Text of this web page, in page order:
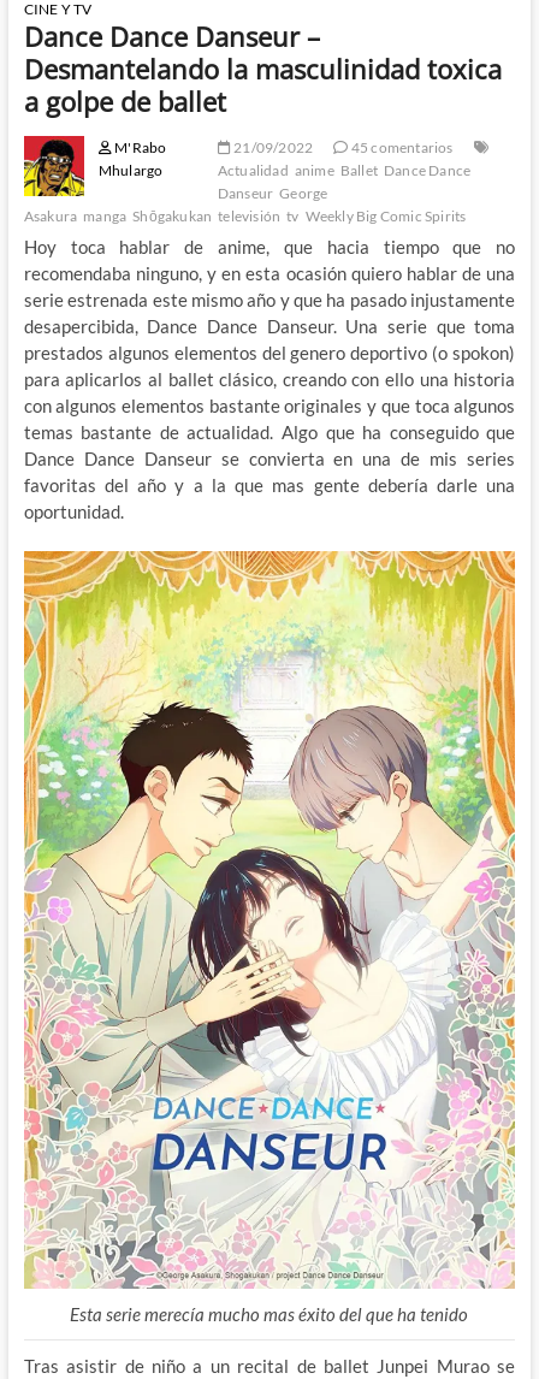
CINE Y TV
Dance Dance Danseur –
Desmantelando la masculinidad toxica
a golpe de ballet
M'Rabo
Mhulargo
21/09/2022
45 comentarios
Actualidad anime Ballet Dance Dance
Danseur George
Asakura manga Shōgakukan televisión tv Weekly Big Comic Spirits
Hoy toca hablar de anime, que hacia tiempo que no
recomendaba ninguno, y en esta ocasión quiero hablar de una
serie estrenada este mismo año y que ha pasado injustamente
desapercibida, Dance Dance Danseur. Una serie que toma
prestados algunos elementos del genero deportivo (o spokon)
para aplicarlos al ballet clásico, creando con ello una historia
con algunos elementos bastante originales y que toca algunos
temas bastante de actualidad. Algo que ha conseguido que
Dance Dance Danseur se convierta en una de mis series
favoritas del año y a la que mas gente debería darle una
oportunidad.
Esta serie merecía mucho mas éxito del que ha tenido
Tras asistir de niño a un recital de ballet Junpei Murao se